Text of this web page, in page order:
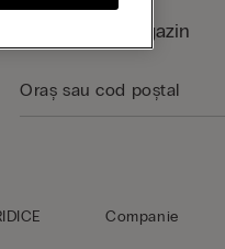
Găsește un magazin
Companie